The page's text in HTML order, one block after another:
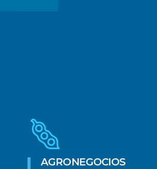
AGRONEGOCIOS